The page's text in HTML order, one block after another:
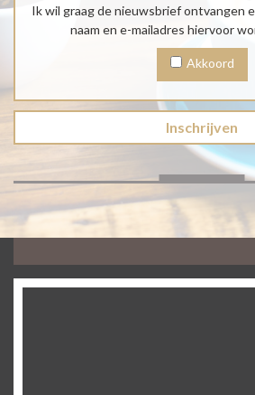
Ik wil graag de nieuwsbrief ontvangen
naam en e-mailadres hiervoor
Akkoord